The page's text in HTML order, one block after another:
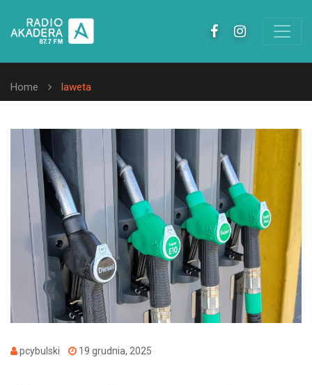
Home laweta
pcybulski 19 grudnia, 2025